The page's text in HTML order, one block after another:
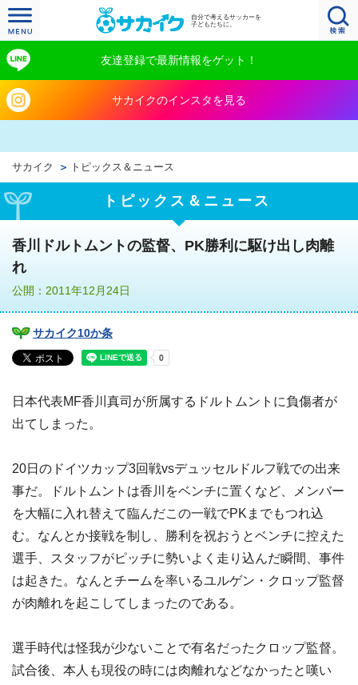
自分で考えるサッカーを
子どもたちに。
友達登録で最新情報をゲット！
サカイクのインスタを見る
サカイク トピックス＆ニュース
トピックス＆ニュース
香川ドルトムントの監督、PK勝利に駆け出し肉離
れ
公開：2011年12月24日
サカイク10か条
日本代表MF香川真司が所属するドルトムントに負傷者が
出てしまった。
20日のドイツカップ3回戦vsデュッセルドルフ戦での出来
事だ。ドルトムントは香川をベンチに置くなど、メンバー
を大幅に入れ替えて臨んだこの一戦でPKまでもつれ込
む。なんとか接戦を制し、勝利を祝おうとベンチに控えた
選手、スタッフがピッチに勢いよく走り込んだ瞬間、事件
は起きた。なんとチームを率いるユルゲン・クロップ監督
が肉離れを起こしてしまったのである。
選手時代は怪我が少ないことで有名だったクロップ監督。
試合後、本人も現役の時には肉離れなどなかったと嘆い